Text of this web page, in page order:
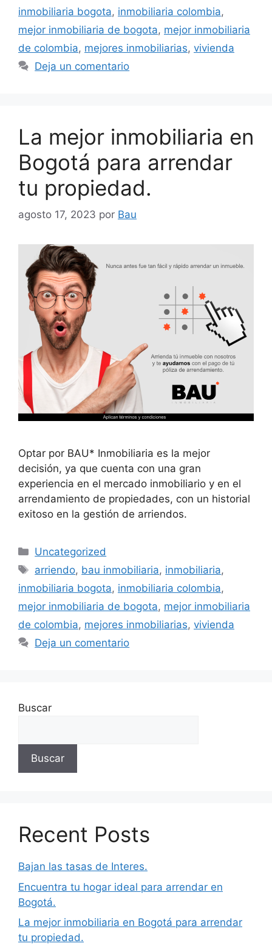
inmobiliaria bogota, inmobiliaria colombia,
mejor inmobiliaria de bogota, mejor inmobiliaria
de colombia, mejores inmobiliarias, vivienda
Deja un comentario
La mejor inmobiliaria en
Bogotá para arrendar
tu propiedad.
agosto 17, 2023 por Bau
Optar por BAU* Inmobiliaria es la mejor
decisión, ya que cuenta con una gran
experiencia en el mercado inmobiliario y en el
arrendamiento de propiedades, con un historial
exitoso en la gestión de arriendos.
Categorías
Uncategorized
Etiquetas
arriendo, bau inmobiliaria, inmobiliaria,
inmobiliaria bogota, inmobiliaria colombia,
mejor inmobiliaria de bogota, mejor inmobiliaria
de colombia, mejores inmobiliarias, vivienda
Deja un comentario
Buscar
Buscar
Recent Posts
Bajan las tasas de Interes.
Encuentra tu hogar ideal para arrendar en
Bogotá.
La mejor inmobiliaria en Bogotá para arrendar
tu propiedad.